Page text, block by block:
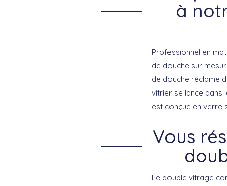
à
Professionnel en
de douche sur
de douche réclame
vitrier se lance dans
est conçue en verre
Vous
Le double vitrage